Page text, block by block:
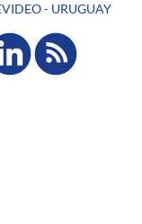
- URUGUAY